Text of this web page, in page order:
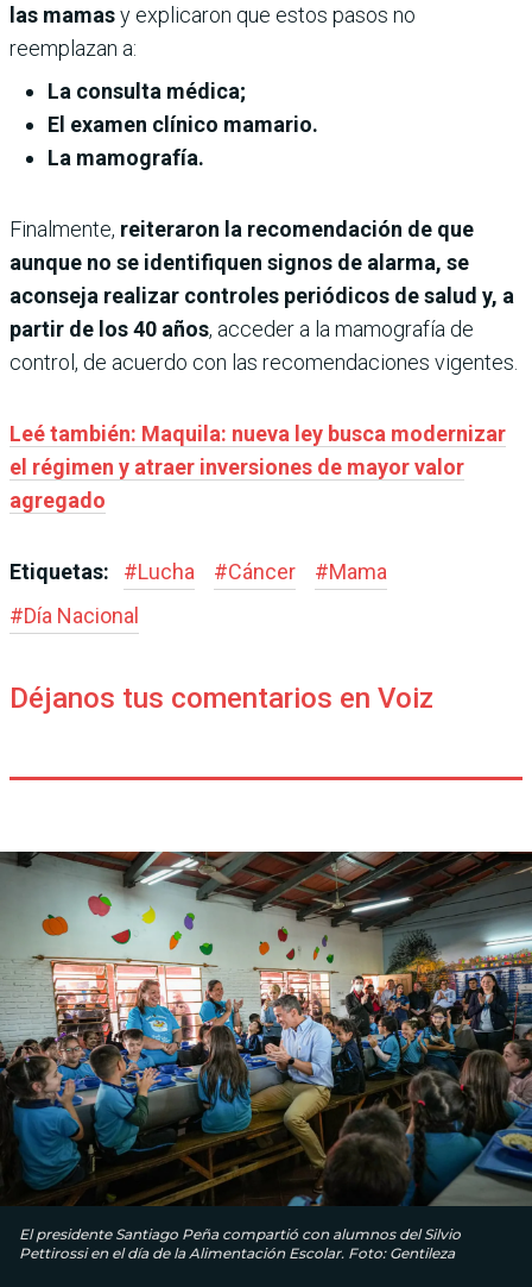
las mamasy explicaron que estos pasos no
reemplazan a:
La consulta médica;
El examen clínico mamario.
La mamografía.
Finalmente, reiteraron la recomendación de que
aunque no se identifiquen signos de alarma, se
aconseja realizar controles periódicos de salud y, a
partir de los 40 años, acceder a la mamografía de
control, de acuerdo con las recomendaciones vigentes.
Leé también: Maquila: nueva ley busca modernizar
el régimen y atraer inversiones de mayor valor
agregado
Etiquetas: #Lucha #Cáncer #Mama
#Día Nacional
Déjanos tus comentarios en Voiz
El presidente Santiago Peña compartió con alumnos del Silvio
Pettirossi en el día de la Alimentación Escolar. Foto: Gentileza